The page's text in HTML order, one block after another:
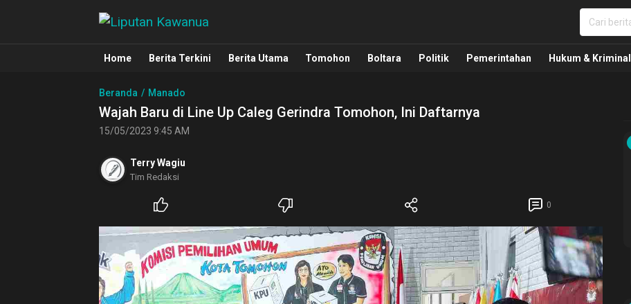
Liputan Kawanua
Berita Manado, Sulawesi Utara, Kawanua, Politik, Pemerintahan, Hukum Kriminal dan Nasional
Home Berita Terkini Berita Utama Tomohon Boltara Politik Pemerintahan Hukum & Kriminal
Beranda Manado
Wajah Baru di Line Up Caleg Gerindra Tomohon, Ini Daftarnya
15/05/2023 9:45 AM
Terry Wagiu
Tim Redaksi
0